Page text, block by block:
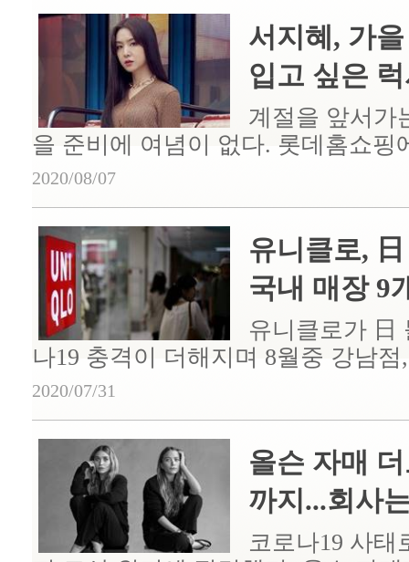
서지혜, 가
입고 싶은
계절을 앞서가
을 준비에 여념이 없다. 롯데홈쇼핑
2020/08/07
유니클로,
국내 매장 9
유니클로가 日
나19 충격이 더해지며 8월중 강남
2020/07/31
올슨 자매
까지...회사
코로나19 사